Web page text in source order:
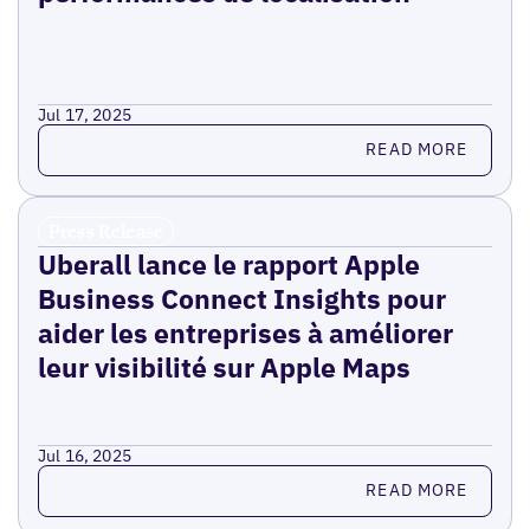
Jul 17, 2025
Read more READ MORE
Uberall lance le rapport Apple
Business Connect Insights pour
aider les entreprises à améliorer
leur visibilité sur Apple Maps
Jul 16, 2025
Read more READ MORE